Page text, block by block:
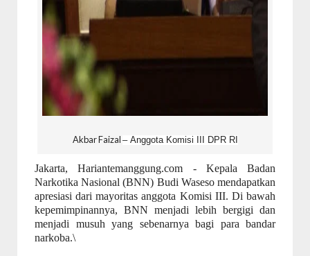
Akbar Faizal – Anggota Komisi DPRRI
Jakarta, Hariantemanggung.com - Kepala Badan
Narkotika Nasional (BNN) Budi Waseso mendapatkan
apresiasi dari mayoritas anggota Komisi III. Di bawah
kepemimpinannya, BNN menjadi lebih bergigi dan
menjadi musuh yang sebenarnya bagi para bandar
narkoba.\